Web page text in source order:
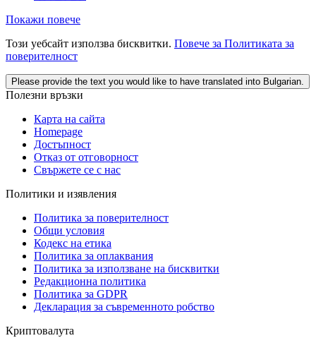
Покажи повече
Този уебсайт използва бисквитки. Повече за Политиката за
поверителност
Please provide the text you would like to have translated into Bulgarian.
Полезни връзки
Карта на сайта
Homepage
Достъпност
Отказ от отговорност
Свържете се с нас
Политики и изявления
Политика за поверителност
Общи условия
Кодекс на етика
Политика за оплаквания
Политика за използване на бисквитки
Редакционна политика
Политика за GDPR
Декларация за съвременното робство
Криптовалута